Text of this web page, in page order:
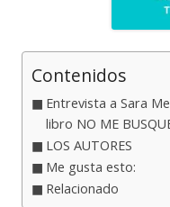
Contenidos
Entrevista a Sara
libro NO ME
LOS AUTORES
Me gusta esto:
Relacionado